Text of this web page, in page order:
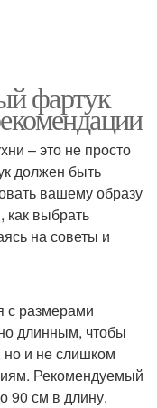
фартук
– это не просто
должен быть
вашему образу
как выбрать
на советы и
с размерами
длинным, чтобы
но и не слишком
Рекомендуемый
90 см в длину.